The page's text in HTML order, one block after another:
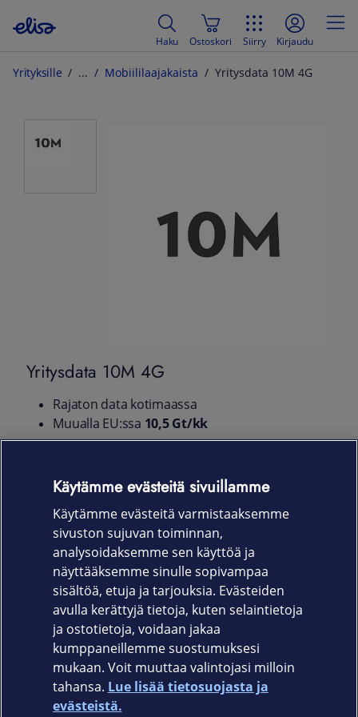
Haku Ostoskori Siirry Kirjaudu
Yrityksille Mobiililaajakaista Yritysdata 10M 4G
Yritysdata 10M 4G
Rajaton data kotimaassa
Muualla EU:ssa 10,5 Gt/kk
KATSO KAIKKI MOBIILILAAJAKAISTALIITTYMÄT
Elisa.fi
Käytämme evästeitä sivuillamme
Käytämme evästeitä varmistaaksemme
sivuston sujuvan toiminnan,
analysoidaksemme sen käyttöä ja
näyttääksemme sinulle sopivampaa
sisältöä, etuja ja tarjouksia. Evästeiden
avulla kerättyjä tietoja, kuten selaintietoja
ja ostotietoja, voidaan jakaa
kumppaneillemme suostumuksesi
mukaan. Voit muuttaa valintojasi milloin
tahansa. Lue lisää tietosuojasta ja
evästeistä.